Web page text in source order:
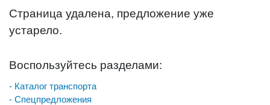
Страница удалена, предложение уже
устарело.
Воспользуйтесь разделами:
- Каталог транспорта
- Спецпредложения